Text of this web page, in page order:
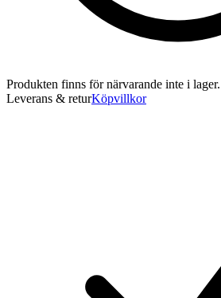
Produkten finns för närvarande inte i lager.
Leverans & returKöpvillkor